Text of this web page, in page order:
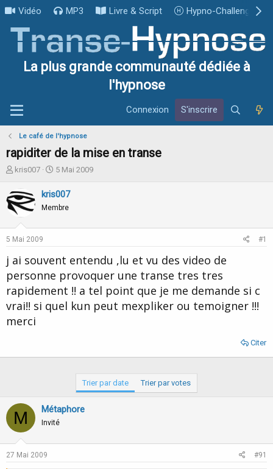
Vidéo MP3 Livre & Script Hypno-Challenge
La plus grande communauté dédiée à
l'hypnose
Connexion S'inscrire
Le café de l'hypnose
rapiditer de la mise en transe
I
i
t
i
u
d
e
a
d
c
o
n
kris007
D
t
d
b
t
5 Mai 2009
kris007
Membre
5 Mai 2009 #1
j ai souvent entendu ,lu et vu des video de
personne provoquer une transe tres tres
rapidement !! a tel point que je me demande si c
vrai!! si quel kun peut mexpliker ou temoigner !!!
merci
Citer
Trier par date Trier par votes
M Métaphore
Invité
27 Mai 2009 #91